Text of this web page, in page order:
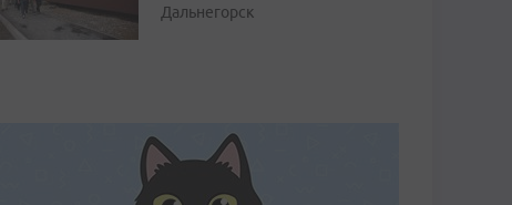
Дальнегорск